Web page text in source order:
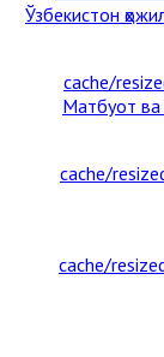
Ўзбекистон
Матбуот ва